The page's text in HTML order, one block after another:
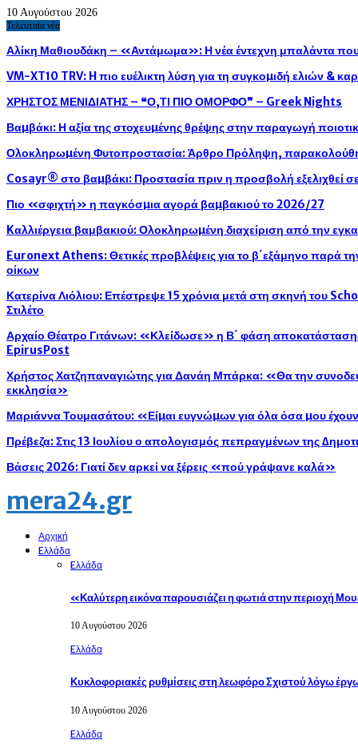
10 Αυγούστου 2026
Τελευταία νέα
Αλίκη Μαθιουδάκη – «Αντάμωμα»: Η νέα έντεχνη μπαλάντα
VM-XT10 TRV: H πιο ευέλικτη λύση για τη συγκοµιδή ελιών &
ΧΡΗΣΤΟΣ ΜΕΝΙΔΙΑΤΗΣ – ❝Ο,ΤΙ ΠΙΟ ΟΜΟΡΦΟ❞ – Greek Nights
Βαµβάκι: Η αξία της στοχευµένης θρέψης στην παραγωγή
Ολοκληρωµένη Φυτοπροστασία: Άρθρο Πρόληψη,
Cosayr® στο βαµβάκι: Προστασία πριν η προσβολή εξελιχθεί
Πιο «σφιχτή» η παγκόσµια αγορά βαµβακιού το 2026/27
Kαλλιέργεια βαμβακιού: Ολοκληρωµένη διαχείριση από την
Euronext Athens: Θετικές προβλέψεις για το β΄εξάμηνο παρά
οίκων
Κατερίνα Λιόλιου: Επέστρεψε 15 χρόνια μετά στη σκηνή του
Στιλέτο
Αρχαίο Θέατρο Γιτάνων: «Κλείδωσε» η Β΄ φάση
EpirusPost
Χρήστος Χατζηπαναγιώτης για Δανάη Μπάρκα: «Θα την
εκκλησία»
Μαριάννα Τουμασάτου: «Είµαι ευγνώµων για όλα όσα µου
Πρέβεζα: Στις 13 Ιουλίου ο απολογισμός πεπραγμένων της
Βάσεις 2026: Γιατί δεν αρκεί να ξέρεις «πού γράψανε καλά»
mera24.gr
Αρχική
Eλλάδα
Eλλάδα
«Καλύτερη εικόνα παρουσιάζει η φωτιά στην περιοχή
10 Αυγούστου 2026
Eλλάδα
Κυκλοφοριακές ρυθμίσεις στη λεωφόρο Σχιστού λόγω
10 Αυγούστου 2026
Eλλάδα